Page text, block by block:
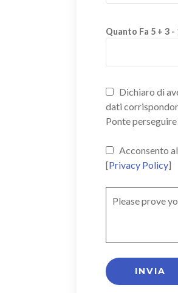
Quanto Fa 5 + 3 -
Dichiaro di
dati
Ponte
Acconsento
[Privacy Policy]
Please prove